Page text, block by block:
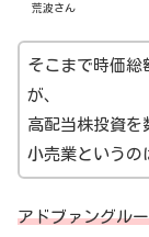
荒波さん
そこまで時価総
が、
高配当株投資を
小売業というの
アドブァングル